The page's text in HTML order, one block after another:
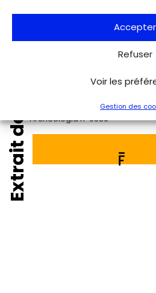
Accepter
Refuser
Voir les
Gestion des
Circuit de visite organisé
Kewin Peche-Quilichini
pendant trois journées
Extrait deArchéologia n°0639